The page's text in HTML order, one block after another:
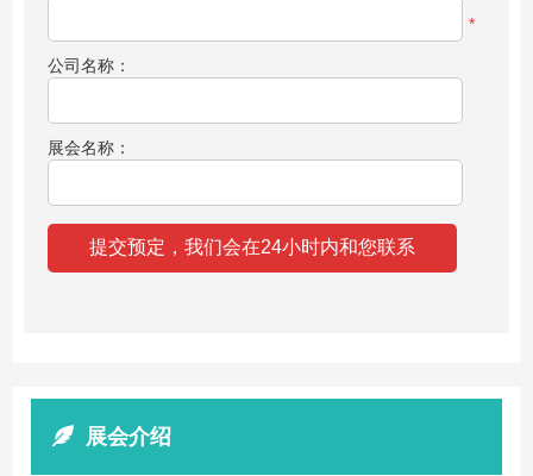
*
公司名称：
展会名称：
展会介绍